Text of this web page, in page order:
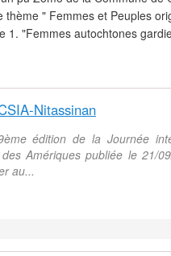
thème " Femmes et Peuples
1. "Femmes autochtones
Nitassinan
édition de la Journée
Amériques publiée le 21/
au...